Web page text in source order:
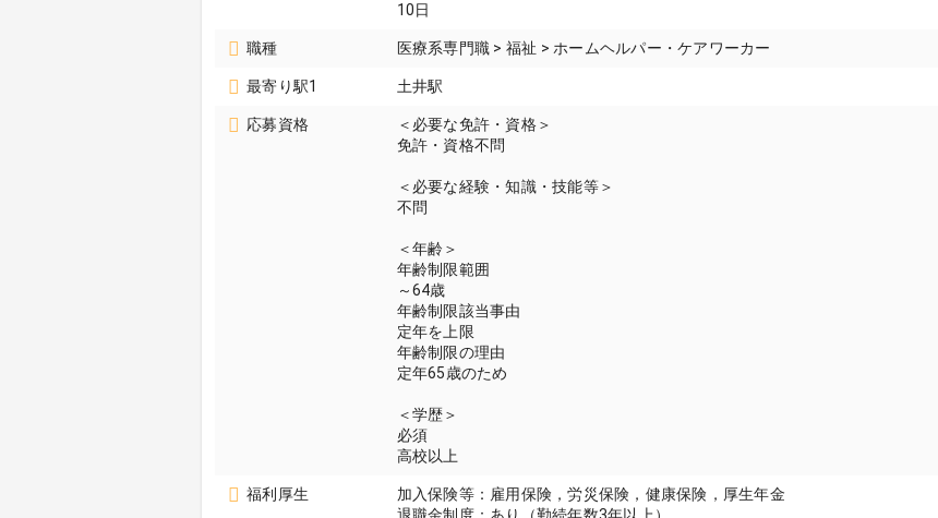
10日
職種 医療系専門職 > 福祉 > ホームヘルパー・ケアワーカー
最寄り駅1 土井駅
応募資格
＜必要な免許・資格＞
免許・資格不問
＜必要な経験・知識・技能等＞
不問
＜年齢＞
年齢制限範囲
～64歳
年齢制限該当事由
定年を上限
年齢制限の理由
定年65歳のため
＜学歴＞
必須
高校以上
福利厚生
加入保険等：雇用保険，労災保険，健康保険，厚生年金